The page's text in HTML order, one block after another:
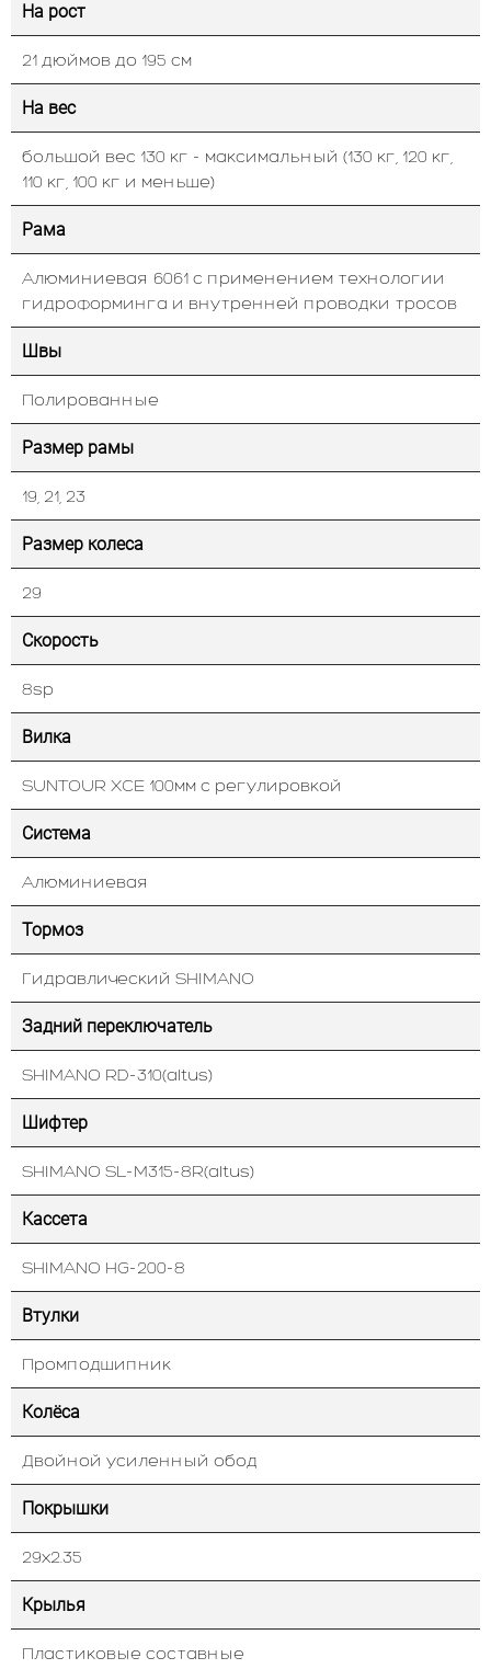
На рост
21 дюймов до 195 см
На вес
большой вес 130 кг - максимальный (130 кг, 120 кг,
110 кг, 100 кг и меньше)
Рама
Алюминиевая 6061 с применением технологии
гидроформинга и внутренней проводки тросов
Швы
Полированные
Размер рамы
19, 21, 23
Размер колеса
29
Скорость
8sp
Вилка
SUNTOUR XCE 100мм с регулировкой
Система
Алюминиевая
Тормоз
Гидравлический SHIMANO
Задний переключатель
SHIMANO RD-310(altus)
Шифтер
SHIMANO SL-M315-8R(altus)
Кассета
SHIMANO HG-200-8
Втулки
Промподшипник
Колёса
Двойной усиленный обод
Покрышки
29х2.35
Крылья
Пластиковые составные